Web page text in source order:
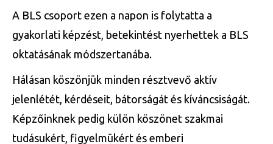
A BLS csoport ezen a napon is folytatta a
gyakorlati képzést, betekintést nyerhettek a BLS
oktatásának módszertanába.
Hálásan köszönjük minden résztvevő aktív
jelenlétét, kérdéseit, bátorságát és kíváncsiságát.
Képzőinknek pedig külön köszönet szakmai
tudásukért, figyelmükért és emberi